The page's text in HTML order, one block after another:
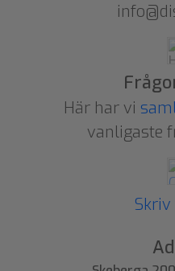
Här har vi
vanligaste